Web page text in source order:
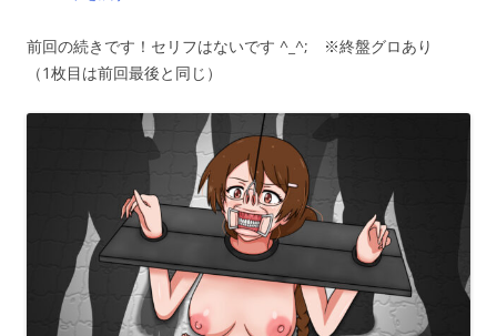
前回の続きです！セリフはないです ^_^; ※終盤グロあり
（1枚目は前回最後と同じ）